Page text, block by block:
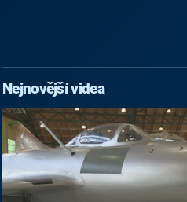
Nejnovější videa